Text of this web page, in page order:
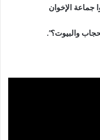
جماعة الإخوان
والبيوت؟”.